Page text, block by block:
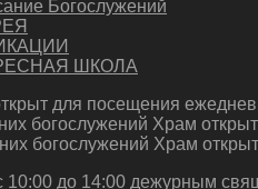
Богослужений
ШКОЛА
для посещения
богослужений Храм
богослужений Храм
10:00 до 14:00 дежурным